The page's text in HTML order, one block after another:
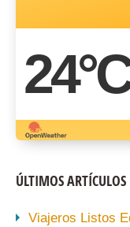
24
ÚLTIMOS ARTÍCULOS
Viajeros Listos